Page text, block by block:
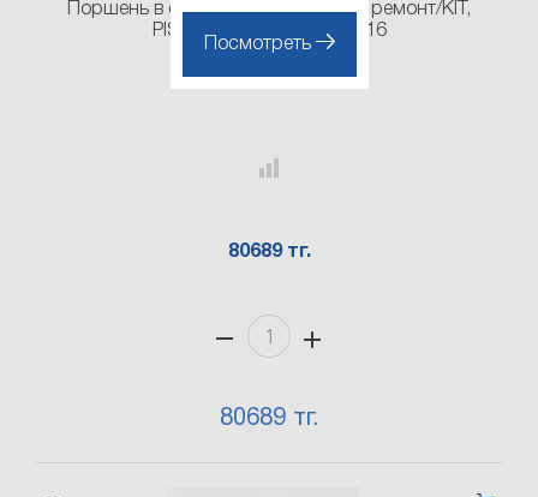
Посмотреть
Поршень в сборе с кольцами, 1-й ремонт/KIT,
PISTON/RIN АРТ: 4115P016
80689 тг.
80689 тг.